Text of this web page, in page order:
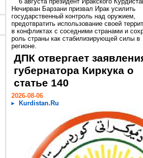
Нечирван Барзани призвал Ирак усилить
государственный контроль над оружием,
предотвратить использование своей
в конфликтах с соседними странами и
роль страны как стабилизирующей силы в
регионе.
ДПК отвергает
губернатора Киркука о
статье 140
2026-08-06
Kurdistan.Ru